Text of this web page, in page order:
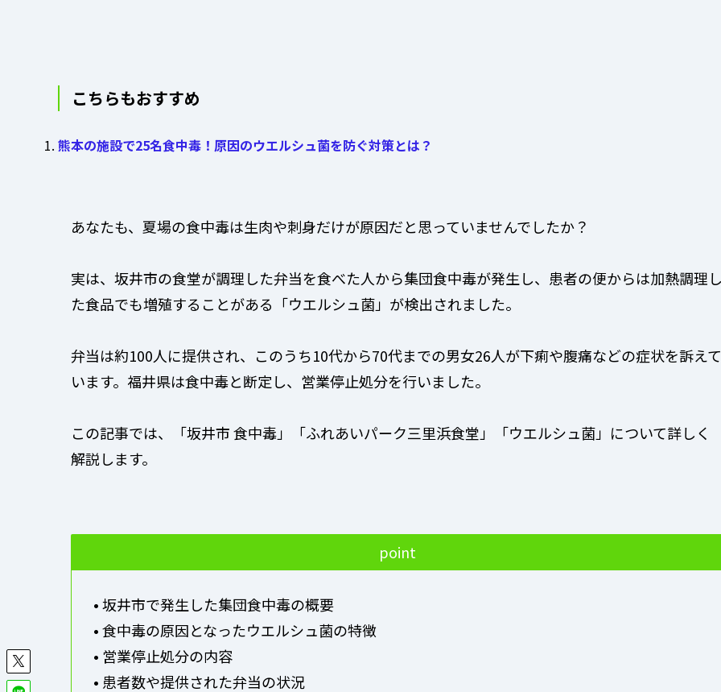
こちらもおすすめ
熊本の施設で25名食中毒！原因のウエルシュ菌を防ぐ対策とは？
あなたも、夏場の食中毒は生肉や刺身だけが原因だと思っていませんでしたか？
実は、坂井市の食堂が調理した弁当を食べた人から集団食中毒が発生し、患者の便からは加熱調理
た食品でも増殖することがある「ウエルシュ菌」が検出されました。
弁当は約100人に提供され、このうち10代から70代までの男女26人が下痢や腹痛などの症状を訴えて
います。福井県は食中毒と断定し、営業停止処分を行いました。
この記事では、「坂井市 食中毒」「ふれあいパーク三里浜食堂」「ウエルシュ菌」について詳しく
解説します。
point
• 坂井市で発生した集団食中毒の概要
• 食中毒の原因となったウエルシュ菌の特徴
• 営業停止処分の内容
• 患者数や提供された弁当の状況